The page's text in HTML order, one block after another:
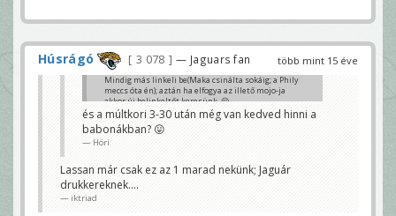
több mint 15 éve
Húsrágó 3 078 — Jaguars fan
Mindig más linkeli be(Maka csinálta sokáig; a Phily
meccs óta én); aztán ha elfogya az illető mojo-ja
akkor új belinkeltőt keresünk. 😀
iktriad
és a múltkori 3-30 után még van kedved hinni a
babonákban? 😛
Höri
Lassan már csak ez az 1 marad nekünk; Jaguár
drukkereknek....
iktriad